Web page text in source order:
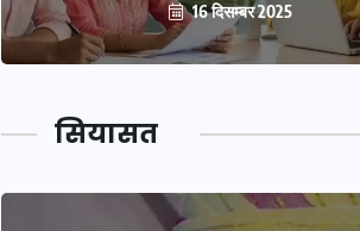
16 दिसम्बर 2025
सियासत